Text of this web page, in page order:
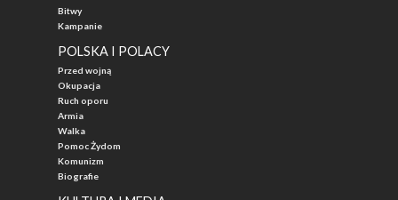
Bitwy
Kampanie
POLSKA I POLACY
Przed wojną
Okupacja
Ruch oporu
Armia
Walka
Pomoc Żydom
Komunizm
Biografie